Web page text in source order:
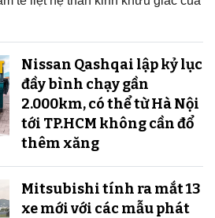
Nissan Qashqai lập kỷ lục
đầy bình chạy gần
2.000km, có thể từ Hà Nội
tới TP.HCM không cần đổ
thêm xăng
Mitsubishi tính ra mắt 13
xe mới với các mẫu phát